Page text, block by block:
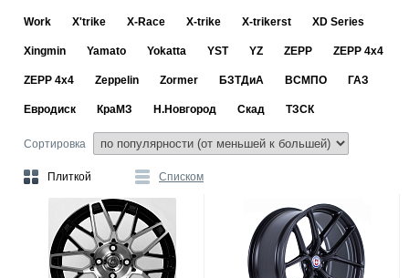
Work X'trike X-Race X-trike X-trikerst XD Series
Xingmin Yamato Yokatta YST YZ ZEPP ZEPP 4x4
ZEPP 4х4 Zeppelin Zormer БЗТДиА ВСМПО ГАЗ
Евродиск КраМЗ Н.Новгород Скад ТЗСК
Сортировка
Плиткой Списком